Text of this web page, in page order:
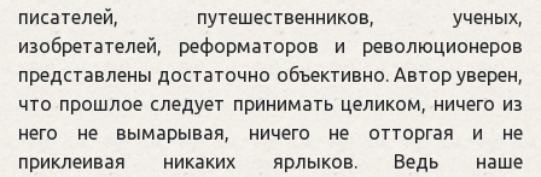
писателей, путешественников, ученых,
изобретателей, реформаторов и революционеров
представлены достаточно объективно. Автор уверен,
что прошлое следует принимать целиком, ничего из
него не вымарывая, ничего не отторгая и не
приклеивая никаких ярлыков. Ведь наше